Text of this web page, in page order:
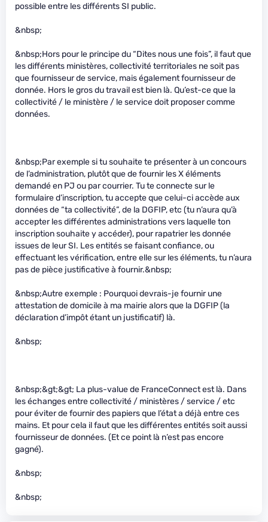
possible entre les différents SI public.
&nbsp;
&nbsp;Hors pour le principe du “Dites nous une fois”, il faut que
les différents ministères, collectivité territoriales ne soit pas
que fournisseur de service, mais également fournisseur de
donnée. Hors le gros du travail est bien là. Qu’est-ce que la
collectivité / le ministère / le service doit proposer comme
données.
&nbsp;Par exemple si tu souhaite te présenter à un concours
de l’administration, plutôt que de fournir les X éléments
demandé en PJ ou par courrier. Tu te connecte sur le
formulaire d’inscription, tu accepte que celui-ci accède aux
données de “ta collectivité”, de la DGFIP, etc (tu n’aura qu’à
accepter les différentes administrations vers laquelle ton
inscription souhaite y accéder), pour rapatrier les donnée
issues de leur SI. Les entités se faisant confiance, ou
effectuant les vérification, entre elle sur les éléments, tu n’aura
pas de pièce justificative à fournir.&nbsp;
&nbsp;Autre exemple : Pourquoi devrais-je fournir une
attestation de domicile à ma mairie alors que la DGFIP (la
déclaration d’impôt étant un justificatif) là.
&nbsp;
&nbsp;&gt;&gt; La plus-value de FranceConnect est là. Dans
les échanges entre collectivité / ministères / service / etc
pour éviter de fournir des papiers que l’état a déjà entre ces
mains. Et pour cela il faut que les différentes entités soit aussi
fournisseur de données. (Et ce point là n’est pas encore
gagné).
&nbsp;
&nbsp;